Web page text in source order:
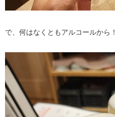
で、何はなくともアルコールから！